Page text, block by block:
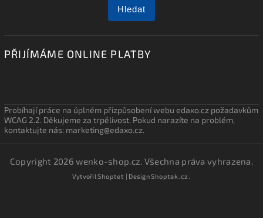
Hledat
PŘIJÍMÁME ONLINE PLATBY
Probíhají práce na úplném přizpůsobení webu edaxo.cz požadavkům
WCAG 2.2. Děkujeme za trpělivost. Pokud narazíte na problém,
kontaktujte nás: marketing@edaxo.cz.
Copyright 2026wenko-shop.cz. Všechna práva vyhrazena.
VytvořilShoptet | DesignShoptak.cz.